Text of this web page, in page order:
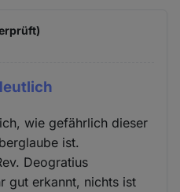
wie gefährlich dieser
ist.
Deogratius
gut erkannt, nichts ist